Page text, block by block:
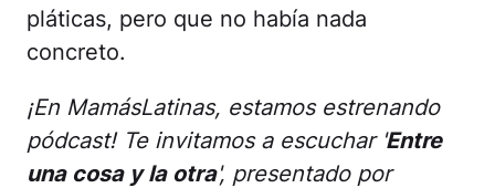
pláticas, pero que no había nada
concreto.
¡En MamásLatinas, estamos estrenando
pódcast! Te invitamos a escuchar ' Entre
una cosa y la otra', presentado por